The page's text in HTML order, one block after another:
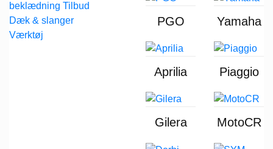
beklædning
Dæk & slanger
Værktøj
PGO Yamaha
Aprilia Piaggio
Gilera MotoCR